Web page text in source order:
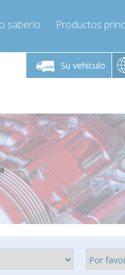
saberlo Productos
Su vehículo
de 9:00 a
16:00
express.es
De lunes a